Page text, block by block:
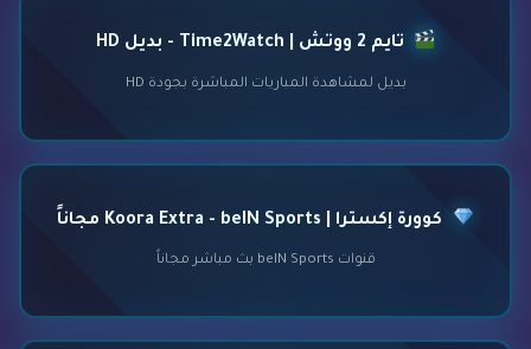
تايم 2 ووتش | Time2Watch - بديل HD
بديل لمشاهدة المباريات المباشرة بجودة HD
كوورة إكسترا | Koora Extra - beIN Sports مجاناً
قنوات beIN Sports بث مباشر مجاناً